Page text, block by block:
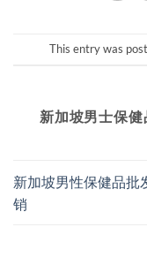
This entry was
新加坡男士保健
新加坡男性保健品批
销